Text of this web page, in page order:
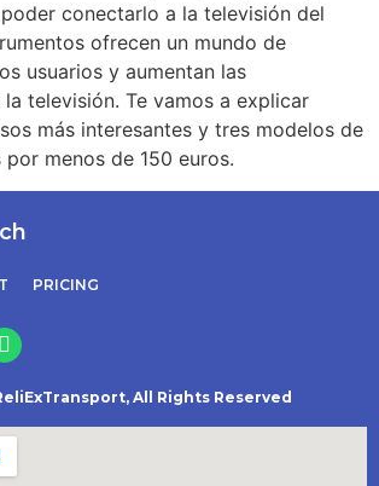
conectarlo a la televisión del
ofrecen un mundo de
usuarios y aumentan las
televisión. Te vamos a explicar
más interesantes y tres modelos de
por menos de 150 euros.
PRICING
All Rights Reserved